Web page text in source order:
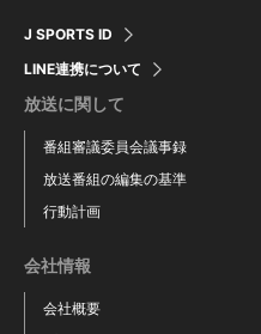
J SPORTS ID
LINE連携について
放送に関して
番組審議委員会議事録
放送番組の編集の基準
行動計画
会社情報
会社概要